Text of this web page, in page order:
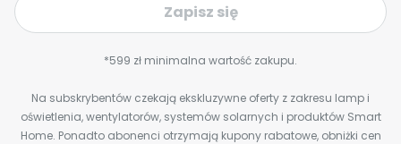
Zapisz się
*599 zł minimalna wartość zakupu.
Na subskrybentów czekają ekskluzywne oferty z zakresu lamp i
oświetlenia, wentylatorów, systemów solarnych i produktów Smart
Home. Ponadto abonenci otrzymają kupony rabatowe, obniżki cen